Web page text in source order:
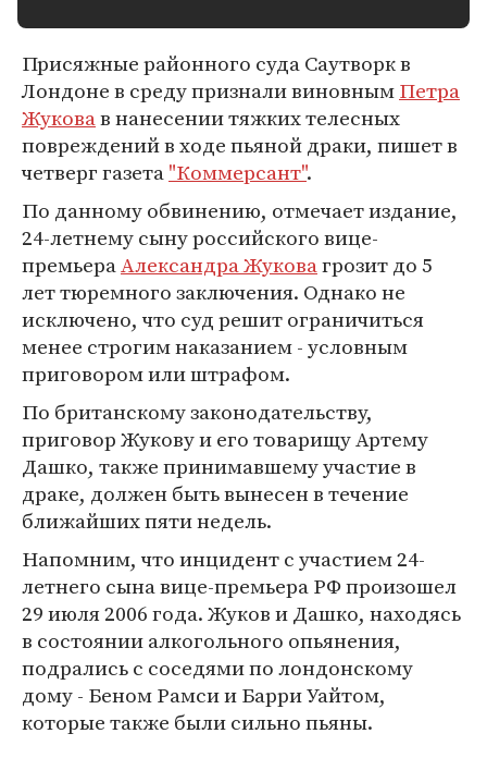
Присяжные районного суда Саутворк в
Лондоне в среду признали виновнымПетра
Жуковав нанесении тяжких телесных
повреждений в ходе пьяной драки, пишет в
четверг газета"Коммерсант".
По данному обвинению, отмечает издание,
24-летнему сыну российского вице-
премьераАлександра Жуковагрозит до 5
лет тюремного заключения. Однако не
исключено, что суд решит ограничиться
менее строгим наказанием - условным
приговором или штрафом.
По британскому законодательству,
приговор Жукову и его товарищу Артему
Дашко, также принимавшему участие в
драке, должен быть вынесен в течение
ближайших пяти недель.
Напомним, что инцидент с участием 24-
летнего сына вице-премьера РФ произошел
29 июля 2006 года. Жуков и Дашко, находясь
в состоянии алкогольного опьянения,
подрались с соседями по лондонскому
дому - Беном Рамси и Барри Уайтом,
которые также были сильно пьяны.